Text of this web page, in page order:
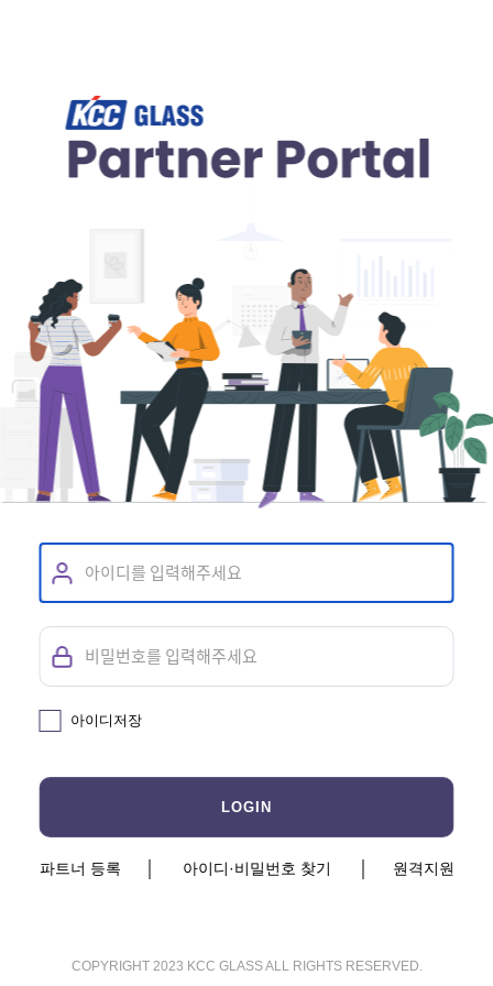
아이디저장
파트너 등록 아이디·비밀번호 찾기 원격지원
COPYRIGHT 2023 KCC GLASS ALL RIGHTS RESERVED.